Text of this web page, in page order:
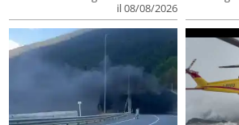
il 08/08/2026